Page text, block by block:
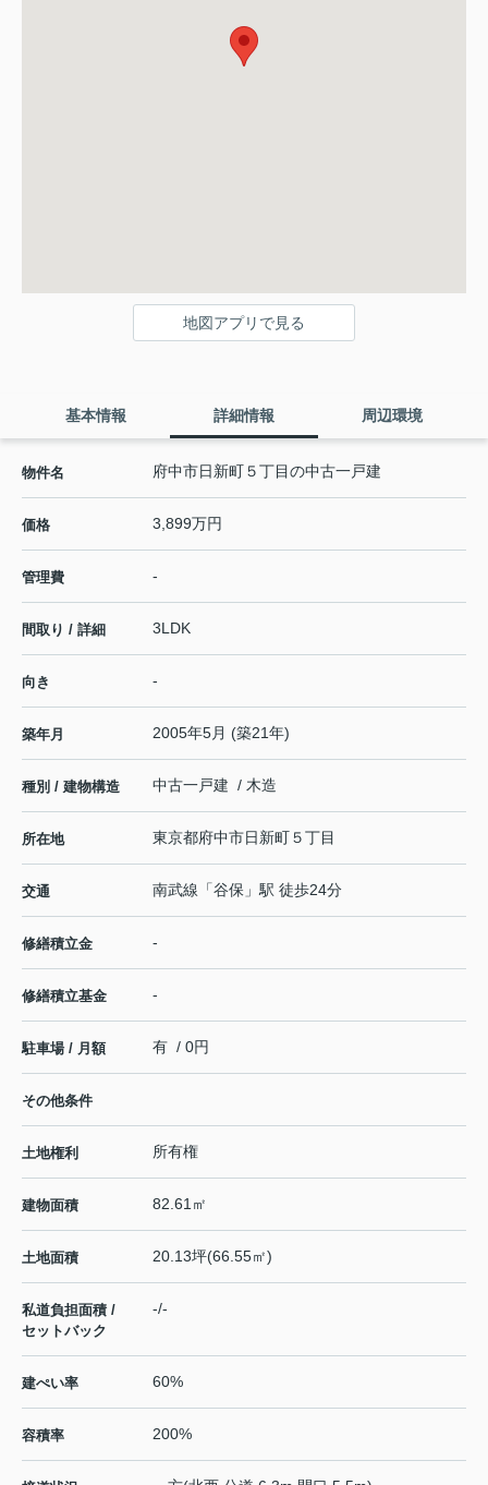
地図アプリで見る
基本情報 詳細情報 周辺環境
物件名 府中市日新町５丁目の中古一戸建
価格 3,899万円
管理費 -
間取り / 詳細 3LDK
向き -
築年月 2005年5月 (築21年)
種別 / 建物構造 中古一戸建 / 木造
所在地 東京都府中市日新町５丁目
交通 南武線 「谷保 」駅 徒歩24分
修繕積立金 -
修繕積立基金 -
駐車場 / 月額 有 / 0円
その他条件
土地権利 所有権
建物面積 82.61㎡
土地面積 20.13坪(66.55㎡)
私道負担面積 /
セットバック
-/-
建ぺい率 60%
容積率 200%